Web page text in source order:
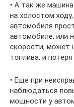
• А так же
на холостом
автомобиля
автомобиле, или
скорости, может
топлива, и
• Еще при
наблюдаться
мощности у